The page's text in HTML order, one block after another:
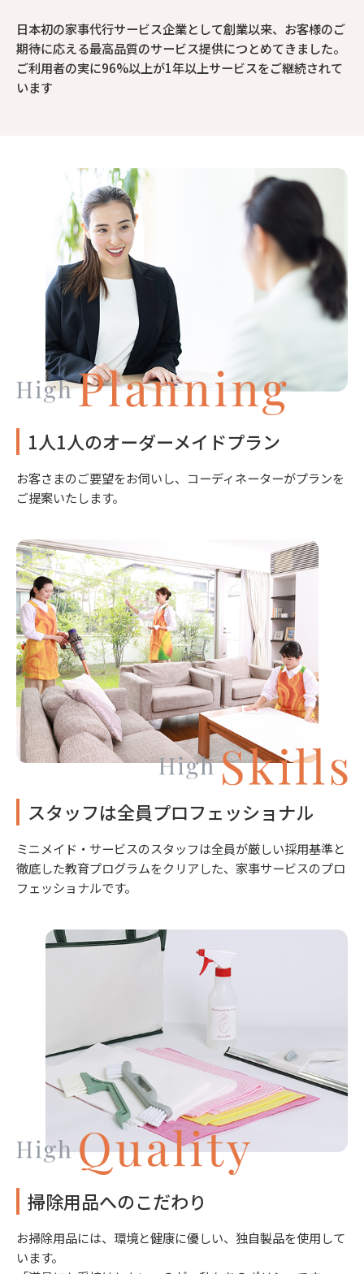
日本初の家事代行サービス企業として創業以来、お客様のご
期待に応える最高品質のサービス提供につとめてきました。
ご利用者の実に96%以上が1年以上サービスをご継続されて
います
1人1人のオーダーメイドプラン
お客さまのご要望をお伺いし、コーディネーターがプランを
ご提案いたします。
スタッフは全員プロフェッショナル
ミニメイド・サービスのスタッフは全員が厳しい採用基準と
徹底した教育プログラムをクリアした、家事サービスのプロ
フェッショナルです。
掃除用品へのこだわり
お掃除用品には、環境と健康に優しい、独自製品を使用して
います。